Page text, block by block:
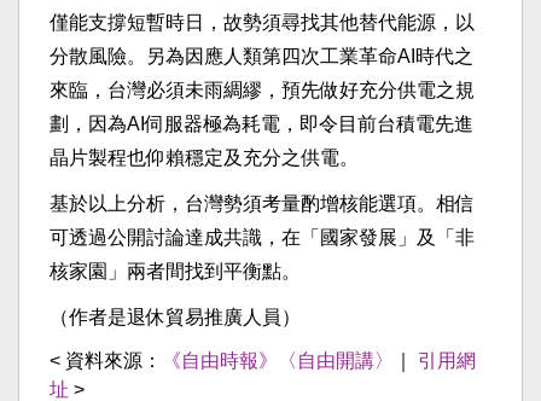
僅能支撐短暫時日，故勢須尋找其他替代能源，以
分散風險。另為因應人類第四次工業革命AI時代之
來臨，台灣必須未雨綢繆，預先做好充分供電之規
劃，因為AI伺服器極為耗電，即令目前台積電先進
晶片製程也仰賴穩定及充分之供電。
基於以上分析，台灣勢須考量酌增核能選項。相信
可透過公開討論達成共識，在「國家發展」及「非
核家園」兩者間找到平衡點。
（作者是退休貿易推廣人員）
< 資料來源： 《自由時報》〈自由開講〉
引用網
址 >